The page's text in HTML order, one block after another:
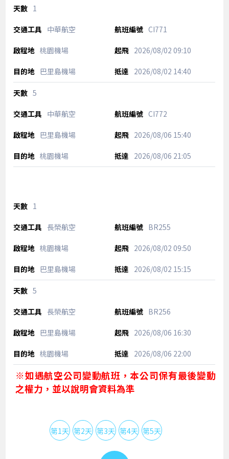
1
中華航空 CI771
桃園機場 2026/08/02 09:10
巴里島機場 2026/08/02 14:40
5
中華航空 CI772
巴里島機場 2026/08/06 15:40
桃園機場 2026/08/06 21:05
1
長榮航空 BR255
桃園機場 2026/08/02 09:50
巴里島機場 2026/08/02 15:15
5
長榮航空 BR256
巴里島機場 2026/08/06 16:30
桃園機場 2026/08/06 22:00
※如遇航空公司變動航班，本公司保有最後變動
之權力，並以說明會資料為準
第1天 第2天 第3天 第4天 第5天